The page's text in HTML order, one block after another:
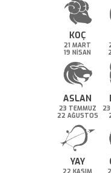
KOÇ
21 MART
19 NİSAN
ASLAN
23 TEMMUZ
22 AĞUSTOS
YAY